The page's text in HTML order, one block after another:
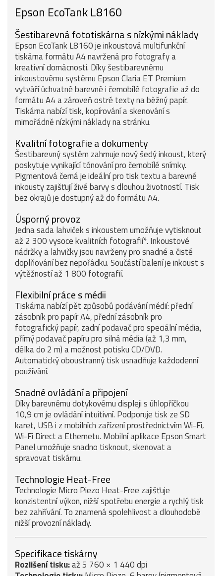
Epson EcoTank L8160
Šestibarevná fototiskárna s nízkými náklady
Epson EcoTank L8160 je inkoustová multifunkční
tiskárna formátu A4 navržená pro fotografy a
kreativní domácnosti. Díky šestibarevnému
inkoustovému systému Epson Claria ET Premium
vytváří úchvatné barevné i černobílé fotografie až do
formátu A4 a zároveň ostré texty na běžný papír.
Tiskárna nabízí tisk, kopírování a skenování s
mimořádně nízkými náklady na stránku.
Kvalitní fotografie a dokumenty
Šestibarevný systém zahrnuje nový šedý inkoust, který
poskytuje vynikající tónování pro černobílé snímky.
Pigmentová černá je ideální pro tisk textu a barevné
inkousty zajišťují živé barvy s dlouhou životností. Tisk
bez okrajů je dostupný až do formátu A4.
Úsporný provoz
Jedna sada lahviček s inkoustem umožňuje vytisknout
až 2 300 vysoce kvalitních fotografií*. Inkoustové
nádržky a lahvičky jsou navrženy pro snadné a čisté
doplňování bez nepořádku. Součástí balení je inkoust s
výtěžností až 1 800 fotografií.
Flexibilní práce s médii
Tiskárna nabízí pět způsobů podávání médií: přední
zásobník pro papír A4, přední zásobník pro
fotografický papír, zadní podavač pro speciální média,
přímý podavač papíru pro silná média (až 1,3 mm,
délka do 2 m) a možnost potisku CD/DVD.
Automatický oboustranný tisk usnadňuje každodenní
používání.
Snadné ovládání a připojení
Díky barevnému dotykovému displeji s úhlopříčkou
10,9 cm je ovládání intuitivní. Podporuje tisk ze SD
karet, USB i z mobilních zařízení prostřednictvím Wi-Fi,
Wi-Fi Direct a Ethernetu. Mobilní aplikace Epson Smart
Panel umožňuje snadno tisknout, skenovat a
spravovat tiskárnu.
Technologie Heat-Free
Technologie Micro Piezo Heat-Free zajišťuje
konzistentní výkon, nižší spotřebu energie a rychlý tisk
bez zahřívání. To znamená spolehlivost a dlouhodobě
nižší provozní náklady.
Specifikace tiskárny
Rozlišení tisku:až 5 760 × 1 440 dpi